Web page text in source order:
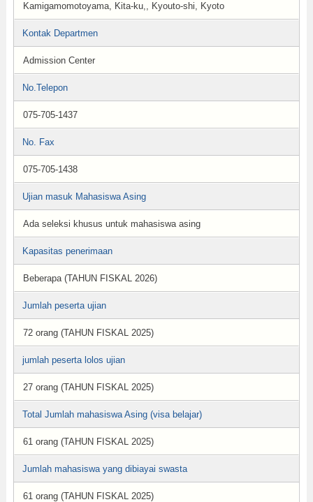
Kamigamomotoyama, Kita-ku,, Kyouto-shi, Kyoto
Kontak Departmen
Admission Center
No.Telepon
075-705-1437
No. Fax
075-705-1438
Ujian masuk Mahasiswa Asing
Ada seleksi khusus untuk mahasiswa asing
Kapasitas penerimaan
Beberapa (TAHUN FISKAL 2026)
Jumlah peserta ujian
72 orang (TAHUN FISKAL 2025)
jumlah peserta lolos ujian
27 orang (TAHUN FISKAL 2025)
Total Jumlah mahasiswa Asing (visa belajar)
61 orang (TAHUN FISKAL 2025)
Jumlah mahasiswa yang dibiayai swasta
61 orang (TAHUN FISKAL 2025)